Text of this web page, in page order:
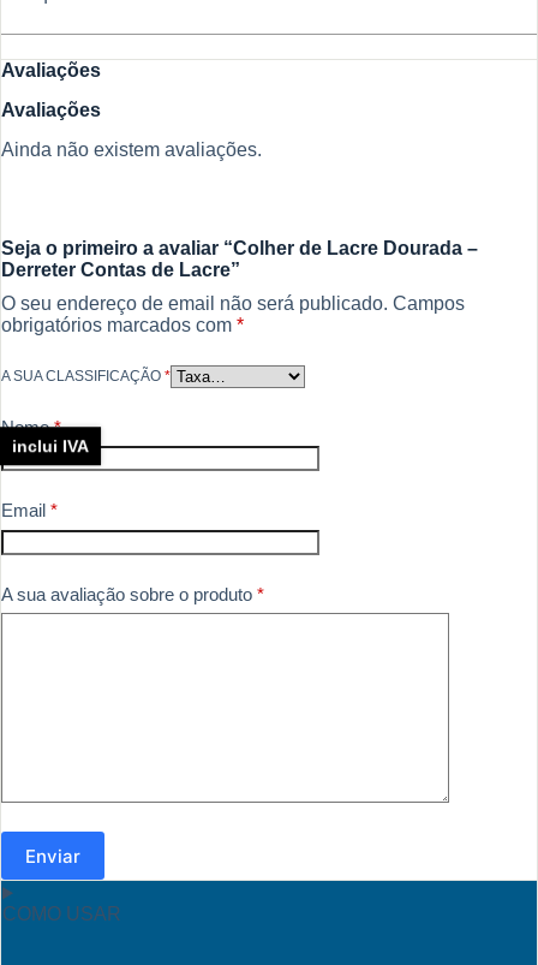
Avaliações
Avaliações
Ainda não existem avaliações.
Seja o primeiro a avaliar “Colher de Lacre Dourada –
Derreter Contas de Lacre”
O seu endereço de email não será publicado. Campos
obrigatórios marcados com *
A SUA CLASSIFICAÇÃO *
Nome*
Email *
A sua avaliação sobre o produto *
Enviar
COMO USAR
inclui IVA